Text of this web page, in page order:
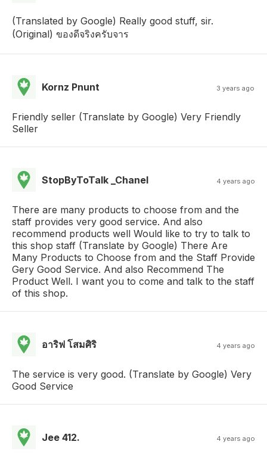
(Translated by Google) Really good stuff, sir.
(Original) ของดีจริงครับจาร
Kornz Pnunt 3 years ago
Friendly seller (Translate by Google) Very Friendly
Seller
StopByToTalk _Chanel 4 years ago
There are many products to choose from and the
staff provides very good service. And also
recommend products well Would like to try to talk to
this shop staff (Translate by Google) There Are
Many Products to Choose from and the Staff Provide
Gery Good Service. And also Recommend The
Product Well. I want you to come and talk to the staff
of this shop.
อาริฟ โสมศิริ 4 years ago
The service is very good. (Translate by Google) Very
Good Service
Jee 412. 4 years ago